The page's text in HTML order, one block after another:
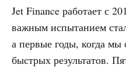
Jet Finance работает с
важным испытанием
а первые годы, когда мы
быстрых результатов.